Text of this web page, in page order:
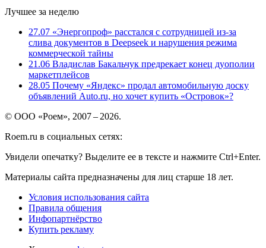
Лучшее за неделю
27.07 «Энергопроф» расстался с сотрудницей из-за
слива документов в Deepseek и нарушения режима
коммерческой тайны
21.06 Владислав Бакальчук предрекает конец дуополии
маркетплейсов
28.05 Почему «Яндекс» продал автомобильную доску
объявлений Auto.ru, но хочет купить «Островок»?
© ООО «Роем», 2007 – 2026.
Roem.ru в социальных сетях:
Увидели опечатку? Выделите ее в тексте и нажмите Ctrl+Enter.
Материалы сайта предназначены для лиц старше 18 лет.
Условия использования сайта
Правила общения
Инфопартнёрство
Купить рекламу